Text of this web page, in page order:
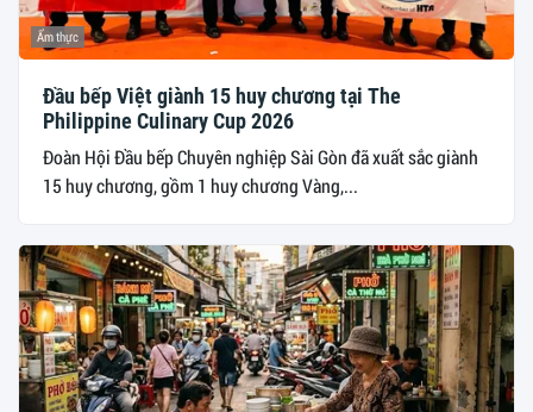
Ẩm thực
Đầu bếp Việt giành 15 huy chương tại The
Philippine Culinary Cup 2026
Đoàn Hội Đầu bếp Chuyên nghiệp Sài Gòn đã xuất sắc giành
15 huy chương, gồm 1 huy chương Vàng,...